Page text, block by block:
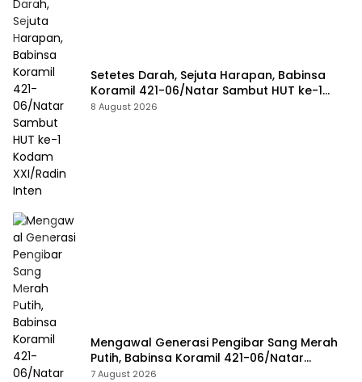
Setetes Darah, Sejuta Harapan, Babinsa
Koramil 421-06/Natar Sambut HUT ke-1
Kodam XXI/Radin Inten
8 August 2026
Mengawal Generasi Pengibar Sang Merah
Putih, Babinsa Koramil 421-06/Natar
Gembleng Paskibra di Dua Kecamatan
7 August 2026